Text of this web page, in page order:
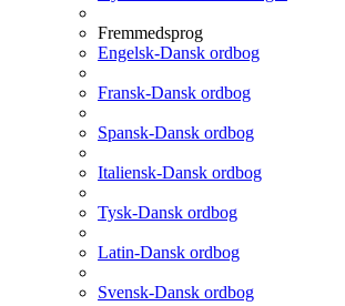
Fremmedsprog
Engelsk-Dansk ordbog
Fransk-Dansk ordbog
Spansk-Dansk ordbog
Italiensk-Dansk ordbog
Tysk-Dansk ordbog
Latin-Dansk ordbog
Svensk-Dansk ordbog